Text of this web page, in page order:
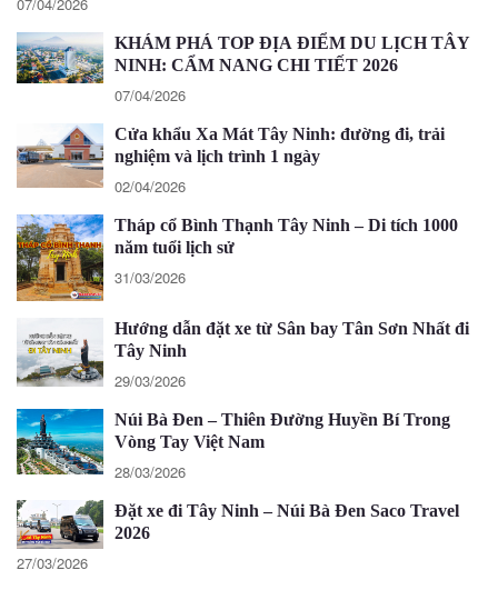
KHÁM PHÁ TOP ĐỊA ĐIỂM DU LỊCH TÂY
NINH: CẨM NANG CHI TIẾT 2026
07/04/2026
Cửa khẩu Xa Mát Tây Ninh: đường đi, trải
nghiệm và lịch trình 1 ngày
02/04/2026
Tháp cổ Bình Thạnh Tây Ninh – Di tích 1000
năm tuổi lịch sử
31/03/2026
Hướng dẫn đặt xe từ Sân bay Tân Sơn Nhất đi
Tây Ninh
29/03/2026
Núi Bà Đen – Thiên Đường Huyền Bí Trong
Vòng Tay Việt Nam
28/03/2026
Đặt xe đi Tây Ninh – Núi Bà Đen Saco Travel
2026
27/03/2026